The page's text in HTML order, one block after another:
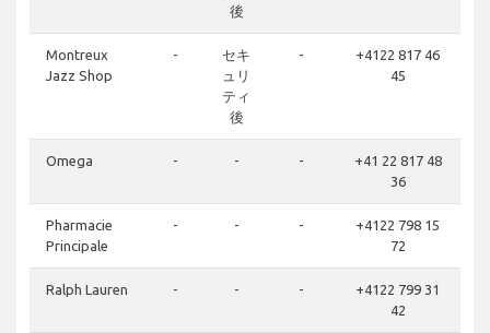
後
Montreux
Jazz Shop
-
セキ
ュリ
ティ
後
-
+4122 817 46
45
Omega - - -
+41 22 817 48
36
Pharmacie
Principale
- - -
+4122 798 15
72
Ralph Lauren - - -
+4122 799 31
42